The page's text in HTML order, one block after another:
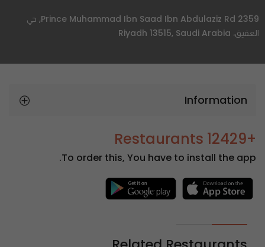
2359 Prince Muhammad Ibn Saad Ibn Abdulaziz Rd, حي
العقيق، Riyadh 13515, Saudi Arabia
Information
+12429 Restaurants
To order this, You have to install the app.